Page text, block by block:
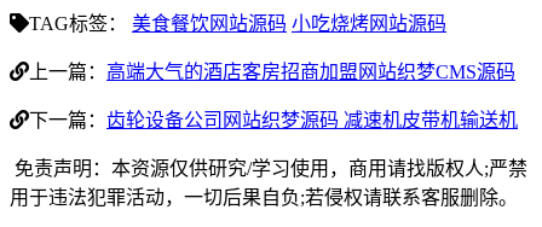
TAG标签： 美食餐饮网站源码 小吃烧烤网站源码
上一篇： 高端大气的酒店客房招商加盟网站织梦CMS源码
下一篇： 齿轮设备公司网站织梦源码 减速机皮带机输送机
免责声明：本资源仅供研究/学习使用，商用请找版权人;严禁
用于违法犯罪活动，一切后果自负;若侵权请联系客服删除。